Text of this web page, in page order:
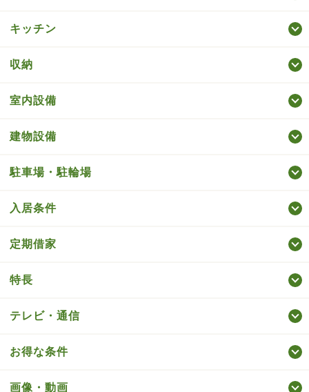
キッチン
収納
室内設備
建物設備
駐車場・駐輪場
入居条件
定期借家
特長
テレビ・通信
お得な条件
画像・動画